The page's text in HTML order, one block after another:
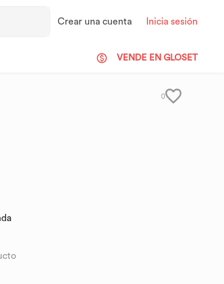
Crear una cuenta Inicia sesión
VENDE EN GLOSET
0